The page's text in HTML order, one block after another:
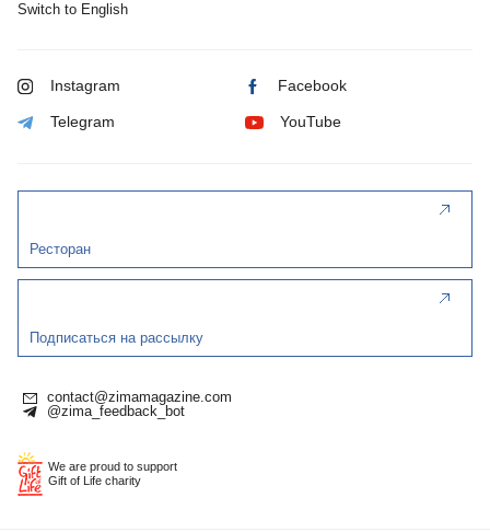
Switch to English
Instagram Facebook
Telegram YouTube
Ресторан
Подписаться на рассылку
contact@zimamagazine.com
@zima_feedback_bot
We are proud to support
Gift of Life charity